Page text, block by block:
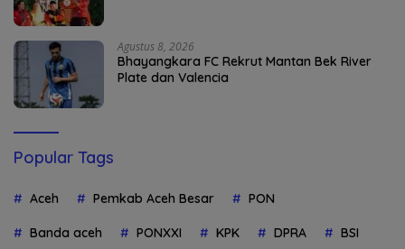
Agustus 8, 2026
Bhayangkara FC Rekrut Mantan Bek River
Plate dan Valencia
Popular Tags
Aceh Pemkab Aceh Besar PON
Banda aceh PONXXI KPK DPRA BSI